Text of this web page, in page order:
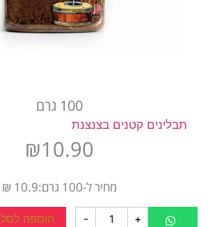
100 גרם
תבלינים קטנים בצנצנת
₪10.90
מחיר ל-100 גרם:10.9 ₪
- + הוספה לסל